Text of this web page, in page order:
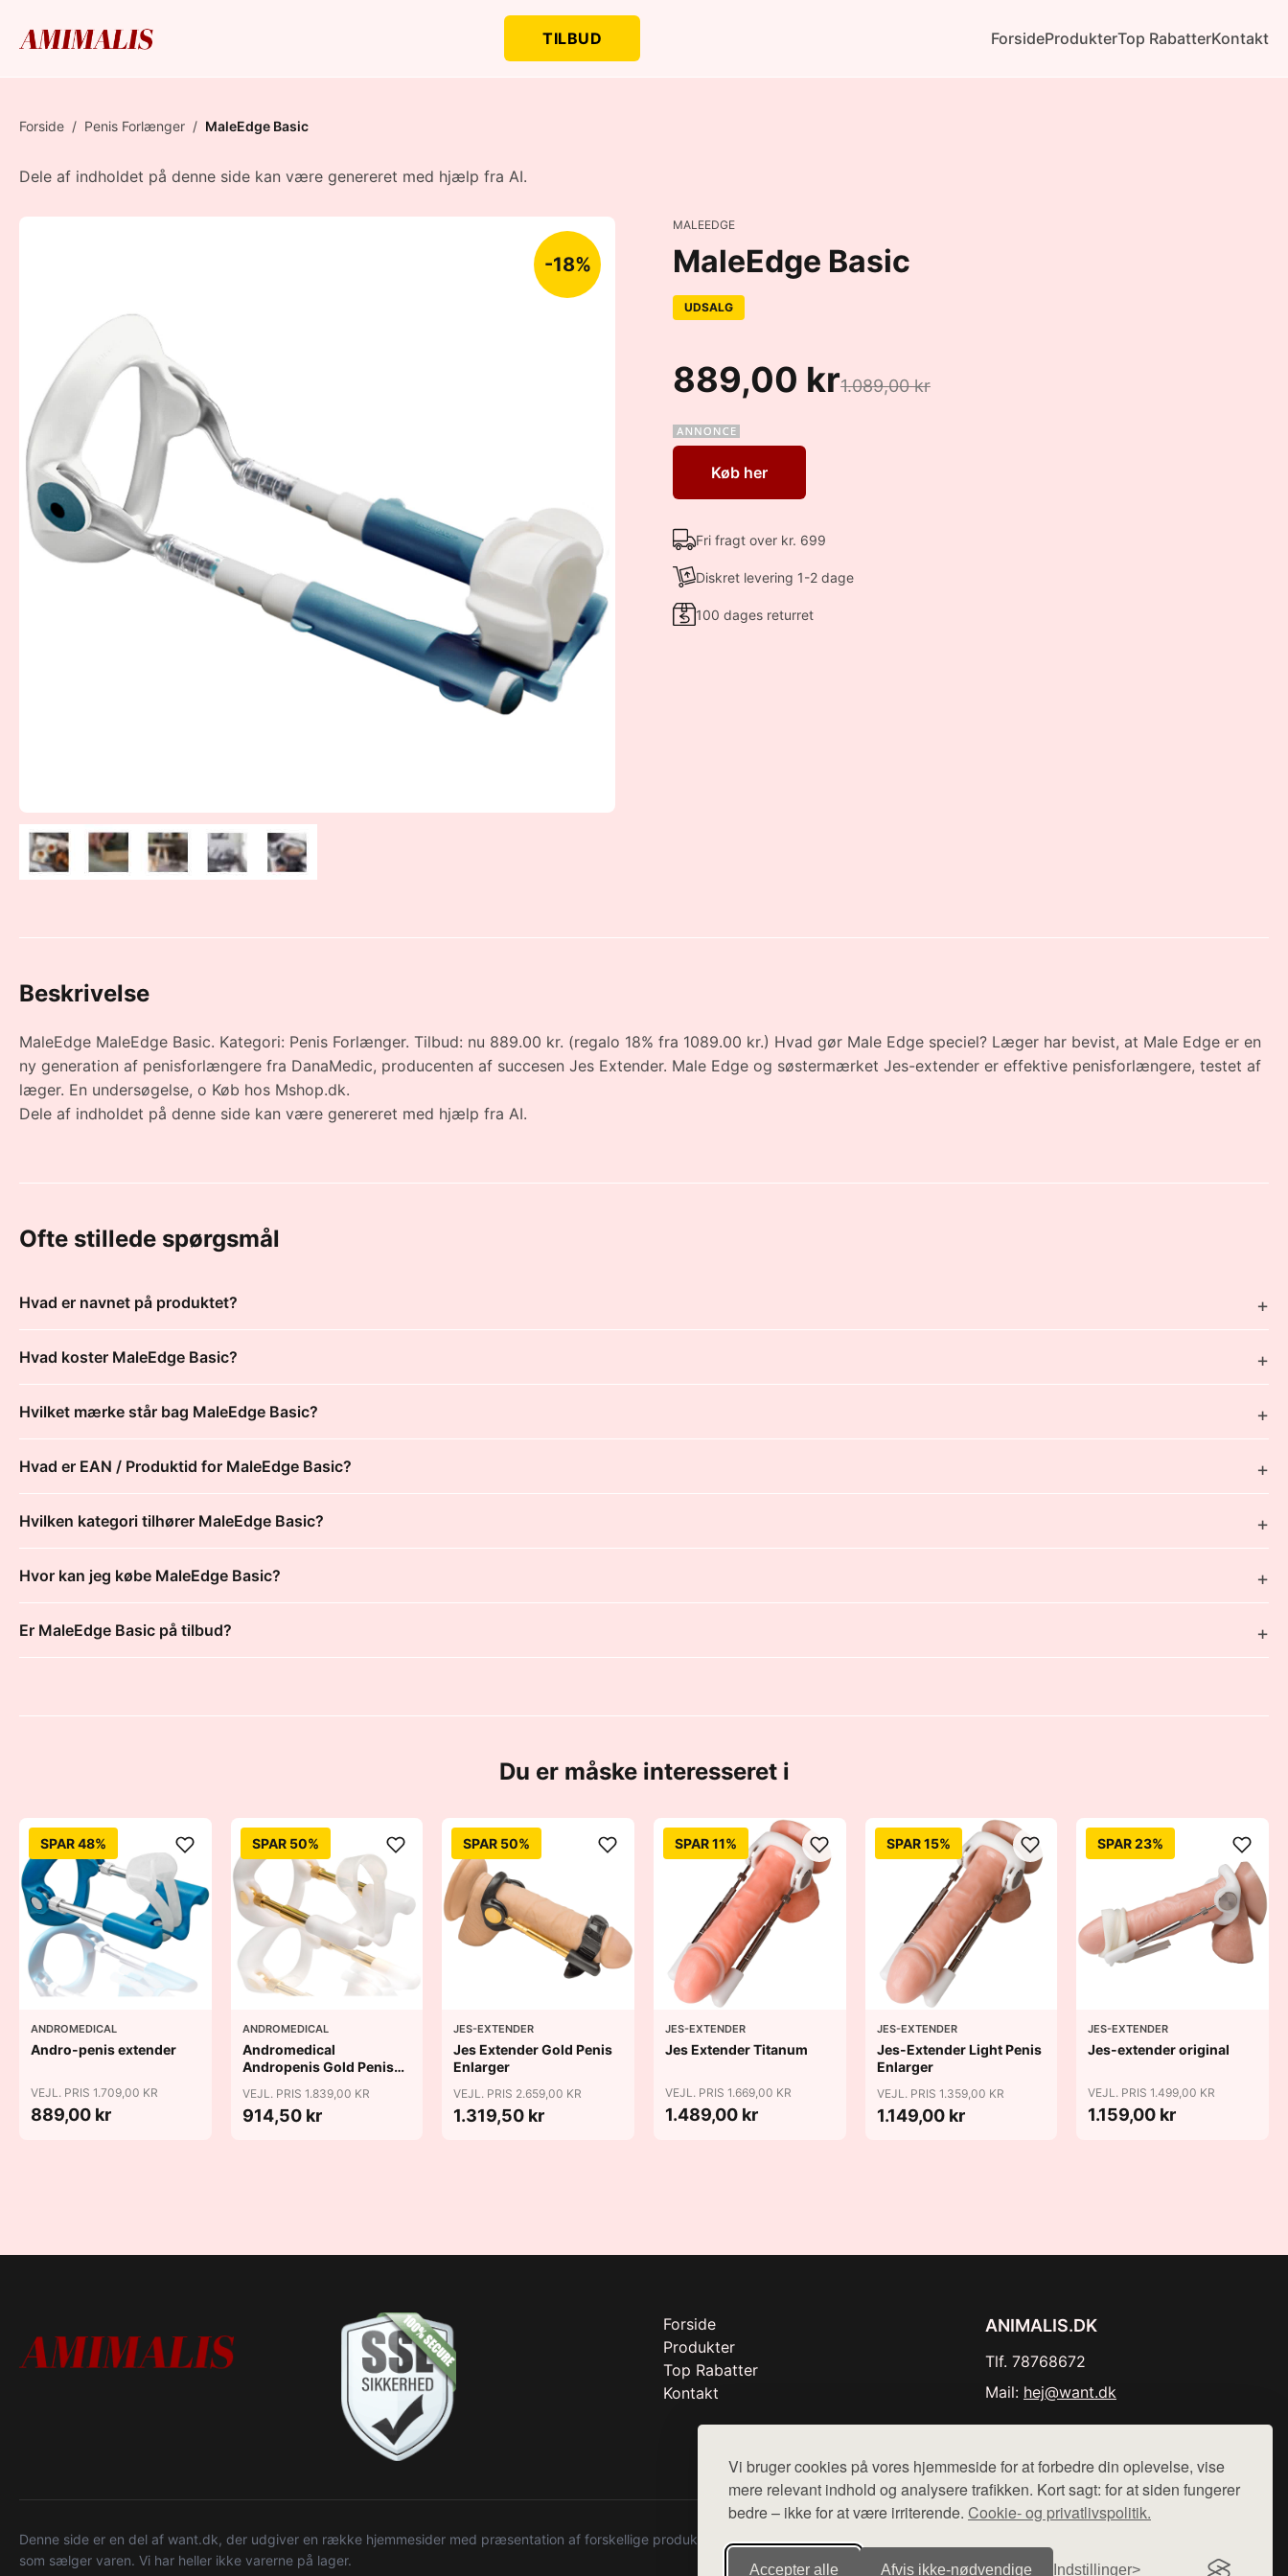
Vi bruger cookies på vores hjemmeside for at forbedre din oplevelse, vise
mere relevant indhold og analysere trafikken. Kort sagt: for at siden fungerer
bedre – ikke for at være irriterende. Cookie- og privatlivspolitik.
Accepter alle Afvis ikke‑nødvendige Indstillinger
TILBUD ForsideProdukterTop RabatterKontakt
Forside / Penis Forlænger / MaleEdge Basic
Dele af indholdet på denne side kan være genereret med hjælp fra AI.
-18%
MALEEDGE
MaleEdge Basic
UDSALG
889,00 kr1.089,00 kr
Køb her
Fri fragt over kr. 699
Diskret levering 1-2 dage
100 dages returret
Beskrivelse
MaleEdge MaleEdge Basic. Kategori: Penis Forlænger. Tilbud: nu 889.00 kr. (regalo 18% fra 1089.00 kr.) Hvad gør Male Edge speciel? Læger har bevist, at Male Edge er en
ny generation af penisforlængere fra DanaMedic, producenten af succesen Jes Extender. Male Edge og søstermærket Jes-extender er effektive penisforlængere, testet af
læger. En undersøgelse, o Køb hos Mshop.dk.
Dele af indholdet på denne side kan være genereret med hjælp fra AI.
Ofte stillede spørgsmål
Hvad er navnet på produktet?
Hvad koster MaleEdge Basic?
Hvilket mærke står bag MaleEdge Basic?
Hvad er EAN / Produktid for MaleEdge Basic?
Hvilken kategori tilhører MaleEdge Basic?
Hvor kan jeg købe MaleEdge Basic?
Er MaleEdge Basic på tilbud?
Du er måske interesseret i
SPAR 48%
ANDROMEDICAL
Andro-penis extender
VEJL. PRIS 1.709,00 KR
889,00 kr
SPAR 50%
ANDROMEDICAL
Andromedical
Andropenis Gold Penis
VEJL. PRIS 1.839,00 KR
914,50 kr
SPAR 50%
JES-EXTENDER
Jes Extender Gold Penis
Enlarger
VEJL. PRIS 2.659,00 KR
1.319,50 kr
SPAR 11%
JES-EXTENDER
Jes Extender Titanum
VEJL. PRIS 1.669,00 KR
1.489,00 kr
SPAR 15%
JES-EXTENDER
Jes-Extender Light Penis
Enlarger
VEJL. PRIS 1.359,00 KR
1.149,00 kr
SPAR 23%
JES-EXTENDER
Jes-extender original
VEJL. PRIS 1.499,00 KR
1.159,00 kr
Forside
Produkter
Top Rabatter
Kontakt
ANIMALIS.DK
Tlf. 78768672
Mail: hej@want.dk
Denne side er en del af want.dk, der udgiver en række hjemmesider med præsentation af forskellige produkter fra diverse webshops. Der sælges ikke varer fra denne side - vi henviser til de shops,
som sælger varen. Vi har heller ikke varerne på lager.